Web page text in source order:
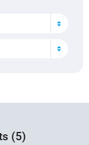
(5)